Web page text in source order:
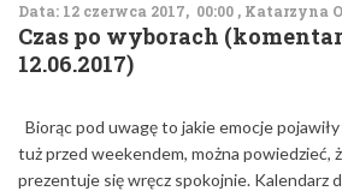
Data: 12 czerwca 2017, 00:00 , Katarzyna
Czas po wyborach
12.06.2017)
Biorąc pod uwagę to jakie emocje
tuż przed weekendem, można powiedzieć,
prezentuje się wręcz spokojnie. Kalendarz